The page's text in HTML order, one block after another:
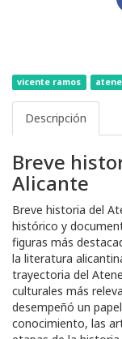
vicente ramos
Descripción
Breve
Alicante
Breve historia del
histórico y
figuras más
la literatura
trayectoria del
culturales más
desempeñó un
conocimiento, las